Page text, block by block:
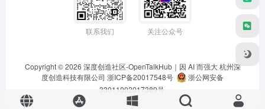
联系我们 关注公众号
Copyright © 2026 深度创造社区-OpenTalkHub｜因 AI 而强大 杭州深
度创造科技有限公司 浙ICP备20017548号
浙公网安备
33011002017389号